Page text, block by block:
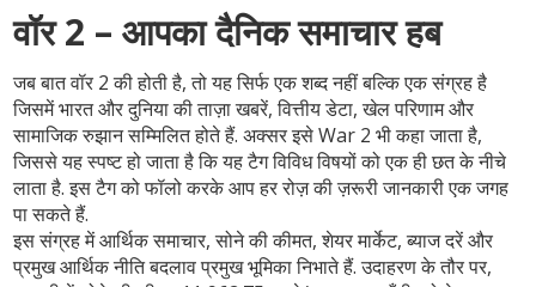
वॉर 2 – आपका दैनिक समाचार हब
जब बातवॉर 2की होती है, तो यह सिर्फ एक शब्द नहीं बल्कि एक संग्रह है
जिसमेंभारत और दुनिया की ताज़ा खबरें, वित्तीय डेटा, खेल परिणाम और
सामाजिक रुझान सम्मिलित होते हैं. अक्सर इसेWar 2 भी कहा जाता है,
जिससे यह स्पष्ट हो जाता है कि यह टैग विविध विषयों को एक ही छत के नीचे
लाता है. इस टैग को फॉलो करके आप हर रोज़ की ज़रूरी जानकारी एक जगह
पा सकते हैं.
इस संग्रह मेंआर्थिक समाचार,सोने की कीमत, शेयर मार्केट, ब्याज दरें और
प्रमुख आर्थिक नीति बदलावप्रमुख भूमिका निभाते हैं. उदाहरण के तौर पर,